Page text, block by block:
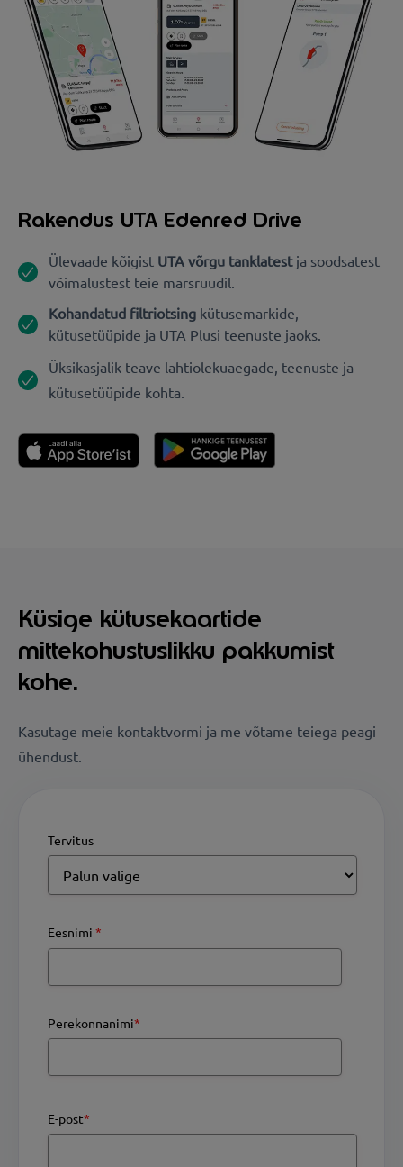
Rakendus UTA Edenred Drive
Ülevaade kõigist UTA võrgu tanklatestja soodsatest
võimalustest teie marsruudil.
Kohandatud filtriotsing kütusemarkide,
kütusetüüpide ja UTA Plusi teenuste jaoks.
Üksikasjalik teave lahtiolekuaegade, teenuste ja
kütusetüüpide kohta.
Küsige kütusekaartide
mittekohustuslikku pakkumist
kohe.
Kasutage meie kontaktvormi ja me võtame teiega peagi
ühendust.
Tervitus
Eesnimi *
Perekonnanimi*
E-post*